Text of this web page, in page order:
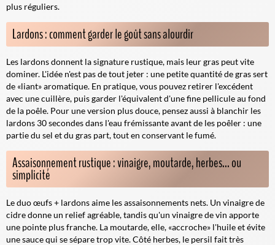
plus réguliers.
Lardons : comment garder le goût sans alourdir
Les lardons donnent la signature rustique, mais leur gras peut vite
dominer. L'idée n'est pas de tout jeter : une petite quantité de gras sert
de «liant» aromatique. En pratique, vous pouvez retirer l'excédent
avec une cuillère, puis garder l'équivalent d'une fine pellicule au fond
de la poêle. Pour une version plus douce, pensez aussi à blanchir les
lardons 30 secondes dans l'eau frémissante avant de les poêler : une
partie du sel et du gras part, tout en conservant le fumé.
Assaisonnement rustique : vinaigre, moutarde, herbes... ou
simplicité
Le duo œufs + lardons aime les assaisonnements nets. Un vinaigre de
cidre donne un relief agréable, tandis qu'un vinaigre de vin apporte
une pointe plus franche. La moutarde, elle, «accroche» l'huile et évite
une sauce qui se sépare trop vite. Côté herbes, le persil fait très